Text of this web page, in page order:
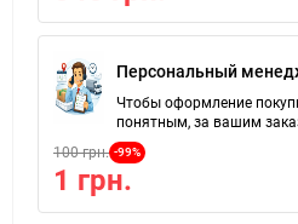
Персональный
Чтобы оформление
понятным, за вашим
100 грн. -99%
1 грн.